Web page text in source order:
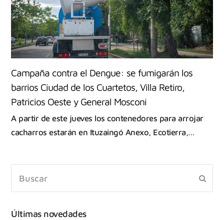
Campaña contra el Dengue: se fumigarán los
barrios Ciudad de los Cuartetos, Villa Retiro,
Patricios Oeste y General Mosconi
A partir de este jueves los contenedores para arrojar
cacharros estarán en Ituzaingó Anexo, Ecotierra,…
Últimas novedades